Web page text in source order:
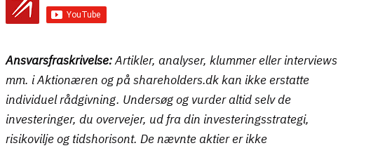
Ansvarsfraskrivelse:Artikler, analyser, klummer eller interviews
mm. i Aktionæren og på shareholders.dk kan ikke erstatte
individuel rådgivning. Undersøg og vurder altid selv de
investeringer, du overvejer, ud fra din investeringsstrategi,
risikovilje og tidshorisont. De nævnte aktier er ikke